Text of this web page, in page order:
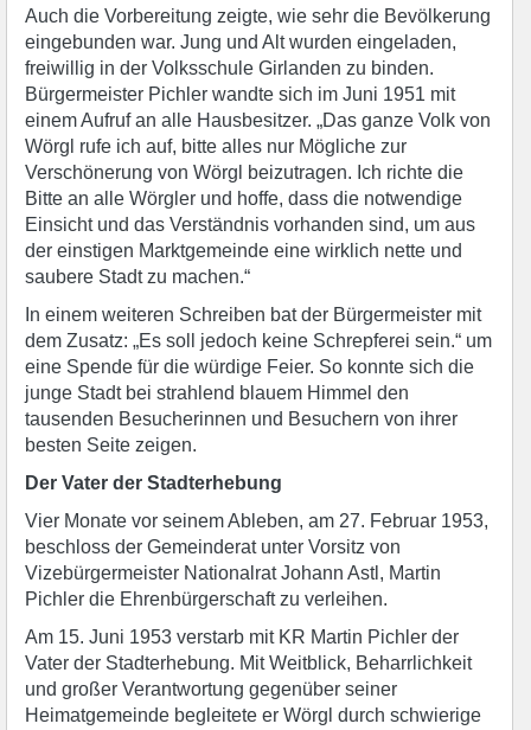
Auch die Vorbereitung zeigte, wie sehr die Bevölkerung
eingebunden war. Jung und Alt wurden eingeladen,
freiwillig in der Volksschule Girlanden zu binden.
Bürgermeister Pichler wandte sich im Juni 1951 mit
einem Aufruf an alle Hausbesitzer. „Das ganze Volk von
Wörgl rufe ich auf, bitte alles nur Mögliche zur
Verschönerung von Wörgl beizutragen. Ich richte die
Bitte an alle Wörgler und hoffe, dass die notwendige
Einsicht und das Verständnis vorhanden sind, um aus
der einstigen Marktgemeinde eine wirklich nette und
saubere Stadt zu machen.“
In einem weiteren Schreiben bat der Bürgermeister mit
dem Zusatz: „Es soll jedoch keine Schrepferei sein.“ um
eine Spende für die würdige Feier. So konnte sich die
junge Stadt bei strahlend blauem Himmel den
tausenden Besucherinnen und Besuchern von ihrer
besten Seite zeigen.
Der Vater der Stadterhebung
Vier Monate vor seinem Ableben, am 27. Februar 1953,
beschloss der Gemeinderat unter Vorsitz von
Vizebürgermeister Nationalrat Johann Astl, Martin
Pichler die Ehrenbürgerschaft zu verleihen.
Am 15. Juni 1953 verstarb mit KR Martin Pichler der
Vater der Stadterhebung. Mit Weitblick, Beharrlichkeit
und großer Verantwortung gegenüber seiner
Heimatgemeinde begleitete er Wörgl durch schwierige